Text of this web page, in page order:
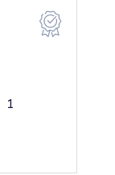
1